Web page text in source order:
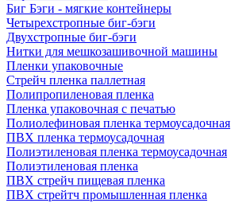
Биг Бэги - мягкие контейнеры
Четырехстропные биг-бэги
Двухстропные биг-бэги
Нитки для мешкозашивочной машины
Пленки упаковочные
Стрейч пленка паллетная
Полипропиленовая пленка
Пленка упаковочная с печатью
Полиолефиновая пленка термоусадочная
ПВХ пленка термоусадочная
Полиэтиленовая пленка термоусадочная
Полиэтиленовая пленка
ПВХ стрейч пищевая пленка
ПВХ стрейтч промышленная пленка